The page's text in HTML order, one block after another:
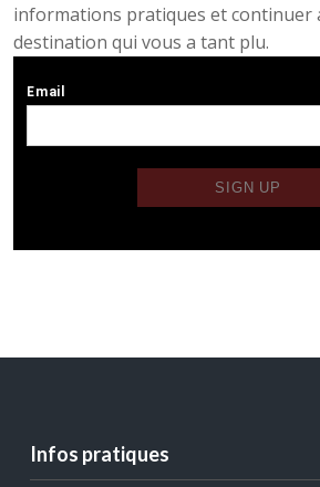
informations pratiques et continuer
destination qui vous a tant plu.
Infos pratiques